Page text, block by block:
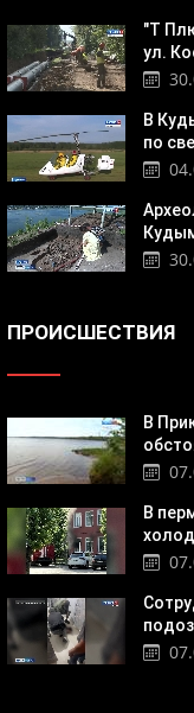
"Т
ул.
В
по
ПРОИСШЕСТВИЯ
В
В